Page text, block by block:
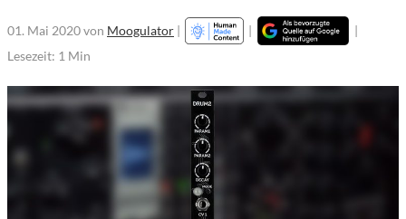
01. Mai 2020von Moogulator | |
|
Lesezeit: 1 Min